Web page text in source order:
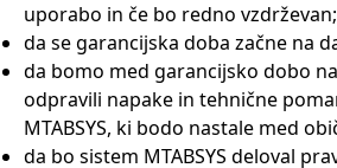
uporabo in če bo redno vzdrževan;
da se garancijska doba začne na
da bomo med garancijsko dobo
odpravili napake in tehnične
MTABSYS, ki bodo nastale med
da bo sistem MTABSYS deloval